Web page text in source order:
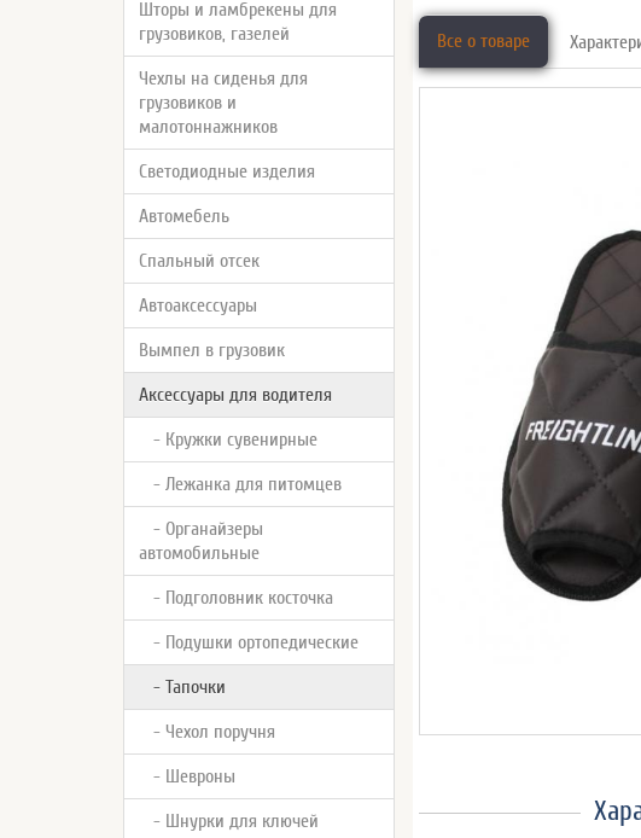
Шторы и ламбрекены для
грузовиков, газелей
Чехлы на сиденья для
грузовиков и
малотоннажников
Светодиодные изделия
Автомебель
Спальный отсек
Автоаксессуары
Вымпел в грузовик
Аксессуары для водителя
- Кружки сувенирные
- Лежанка для питомцев
- Органайзеры
автомобильные
- Подголовник косточка
- Подушки ортопедические
- Тапочки
- Чехол поручня
- Шевроны
- Шнурки для ключей
Все о товаре